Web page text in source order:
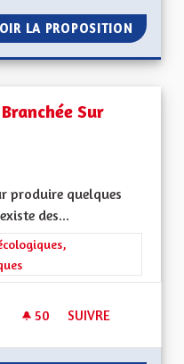
LA PROPOSITION
Sur
produire quelques
des...
: Les transitions
50 50 ABONNÉS
SUIVRE